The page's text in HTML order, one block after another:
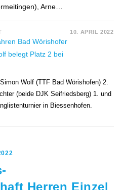
Arne…
FÜR
BAD
WÖRISHOFER
NACHWUCHSSPIELER
SIMON
2
BEI
BEZIRKSRANGLISTENTURNIER
10. APRIL 2022
Wolf (TTF Bad Wörishofen) 2.
(beide DJK Seifriedsberg) 1. und
in Biessenhofen.
Herren Einzel